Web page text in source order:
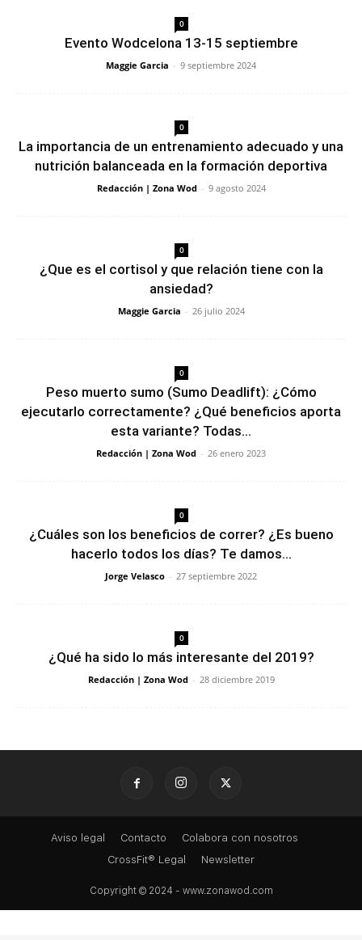
0
Evento Wodcelona 13-15 septiembre
Maggie Garcia - 9 septiembre 2024
0
La importancia de un entrenamiento adecuado y una
nutrición balanceada en la formación deportiva
Redacción | Zona Wod - 9 agosto 2024
0
¿Que es el cortisol y que relación tiene con la
ansiedad?
Maggie Garcia - 26 julio 2024
0
Peso muerto sumo (Sumo Deadlift): ¿Cómo
ejecutarlo correctamente? ¿Qué beneficios aporta
esta variante? Todas...
Redacción | Zona Wod - 26 enero 2023
0
¿Cuáles son los beneficios de correr? ¿Es bueno
hacerlo todos los días? Te damos...
Jorge Velasco - 27 septiembre 2022
0
¿Qué ha sido lo más interesante del 2019?
Redacción | Zona Wod - 28 diciembre 2019
Aviso legal Contacto
Colabora con nosotros
CrossFit® Legal
Newsletter
Copyright © 2024 - www.zonawod.com